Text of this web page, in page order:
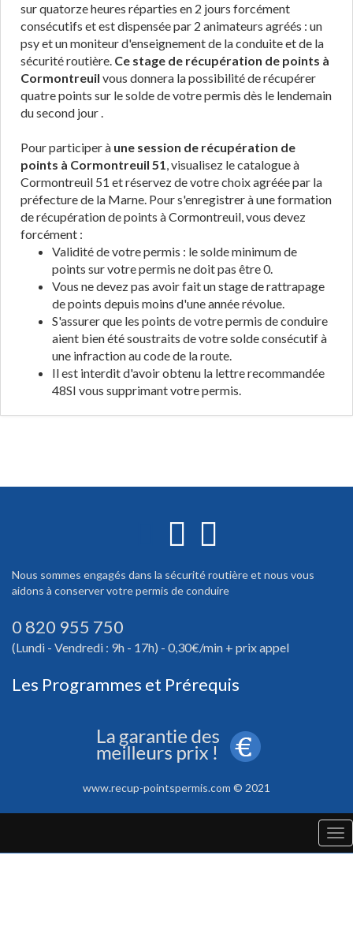
sur quatorze heures réparties en 2 jours forcément
consécutifs et est dispensée par 2 animateurs agréés : un
psy et un moniteur d'enseignement de la conduite et de la
sécurité routière. Ce stage de récupération de points à
Cormontreuil vous donnera la possibilité de récupérer
quatre points sur le solde de votre permis dès le lendemain
du second jour .
Pour participer à une session de récupération de
points à Cormontreuil 51, visualisez le catalogue à
Cormontreuil 51 et réservez de votre choix agréée par la
préfecture de la Marne. Pour s'enregistrer à une formation
de récupération de points à Cormontreuil, vous devez
forcément :
Validité de votre permis : le solde minimum de
points sur votre permis ne doit pas être 0.
Vous ne devez pas avoir fait un stage de rattrapage
de points depuis moins d'une année révolue.
S'assurer que les points de votre permis de conduire
aient bien été soustraits de votre solde consécutif à
une infraction au code de la route.
Il est interdit d'avoir obtenu la lettre recommandée
48SI vous supprimant votre permis.
Nous sommes engagés dans la sécurité routière et nous vous
aidons à conserver votre permis de conduire
0 820 955 750
(Lundi - Vendredi : 9h - 17h) - 0,30€/min + prix appel
Les Programmes et Prérequis
www.recup-pointspermis.com © 2021